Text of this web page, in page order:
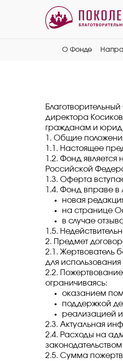
О Фонде
директора
гражданам и
1. Общие
1.1. Настоящее
1.2. Фонд
Российской
1.3. Оферта
1.4. Фонд вправе
новая
на странице
в случае
1.5.
2. Предмет
2.1. Жертвователь
для
2.2.
ограничиваясь:
оказанием
поддержкой
реализацией
2.3. Актуальная
2.4. Расходы на
2.5. Сумма